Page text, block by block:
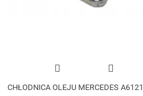
CHŁODNICA OLEJU MERCEDES